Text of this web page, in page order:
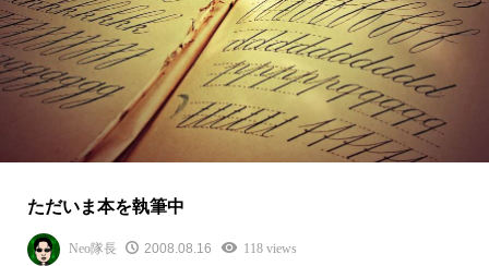
ただいま本を執筆中
Neo隊長 2008.08.16 118 views